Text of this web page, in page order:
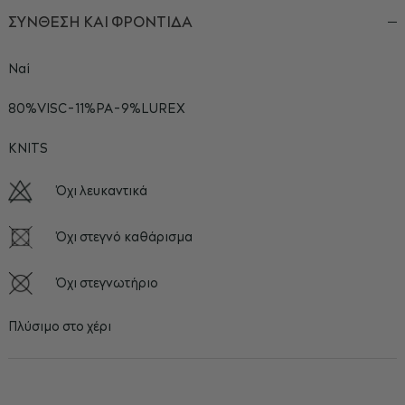
ΣΥΝΘΕΣΗ ΚΑΙ ΦΡΟΝΤΙΔΑ
Ναί
80%VISC-11%PA-9%LUREX
KNITS
Όχι λευκαντικά
Όχι στεγνό καθάρισμα
Όχι στεγνωτήριο
Πλύσιμο στο χέρι